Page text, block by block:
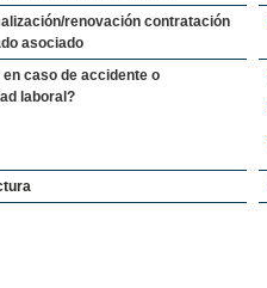
renovación contratación
asociado
en caso de accidente o
laboral?